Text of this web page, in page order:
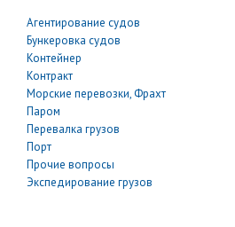
Агентирование судов
Бункеровка судов
Контейнер
Контракт
Морские перевозки, Фрахт
Паром
Перевалка грузов
Порт
Прочие вопросы
Экспедирование грузов